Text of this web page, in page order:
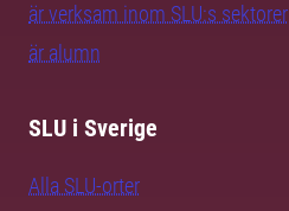
är verksam inom SLU:s sektorer
är alumn
SLU i Sverige
Alla SLU-orter